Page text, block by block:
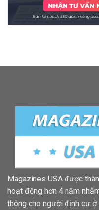
Magazines USA được
hoạt động hơn 4 năm
thông cho người định cư ở